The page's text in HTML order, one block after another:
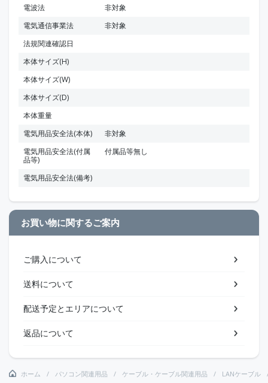
電波法
非対象
電気通信事業法
非対象
法規関連確認日
本体サイズ(H)
本体サイズ(W)
本体サイズ(D)
本体重量
電気用品安全法(本体)
非対象
電気用品安全法(付属
品等)
付属品等無し
電気用品安全法(備考)
お買い物に関するご案内
ご購入について
送料について
配送予定とエリアについて
返品について
ホーム パソコン関連用品 ケーブル・ケーブル関連用品 LANケーブル